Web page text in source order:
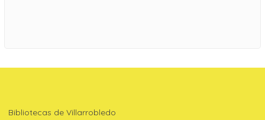
Bibliotecas de Villarrobledo